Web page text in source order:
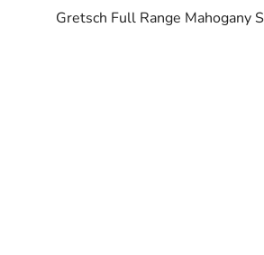
Gretsch Full Range Mahogany